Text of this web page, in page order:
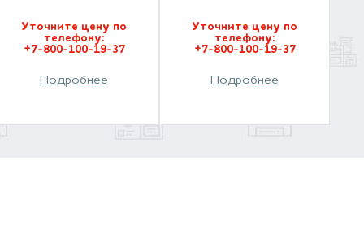
Уточните цену по
телефону:
+7-800-100-19-37
Подробнее
Уточните цену по
телефону:
+7-800-100-19-37
Подробнее